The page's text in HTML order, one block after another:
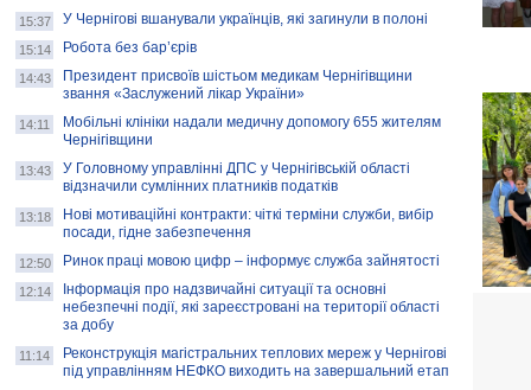
Золота тварина: видання Forbes
написало про чернігівця Патрона: хто і
скільки на ньому заробляє? І куди
витрачають?
15:37 У Чернігові вшанували українців, які загинули в полоні
15:14 Робота без бар’єрів
14:43
Президент присвоїв шістьом медикам Чернігівщини
звання «Заслужений лікар України»
14:11
Мобільні клініки надали медичну допомогу 655 жителям
Чернігівщини
13:43
У Головному управлінні ДПС у Чернігівській області
відзначили сумлінних платників податків
13:18
Нові мотиваційні контракти: чіткі терміни служби, вибір
посади, гідне забезпечення
12:50 Ринок праці мовою цифр – інформує служба зайнятості
12:14
Інформація про надзвичайні ситуації та основні
небезпечні події, які зареєстровані на території області
за добу
11:14
Реконструкція магістральних теплових мереж у Чернігові
під управлінням НЕФКО виходить на завершальний етап